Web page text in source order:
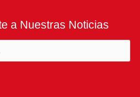
a Nuestras Noticias